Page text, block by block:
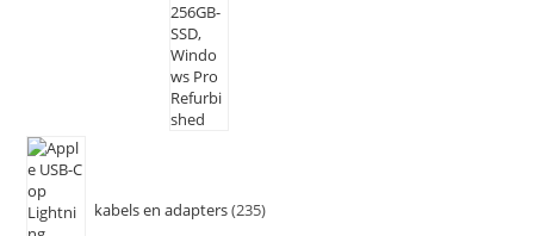
kabels en adapters 235